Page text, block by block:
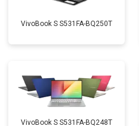
VivoBook S S531FA-BQ250T
VivoBook S S531FA-BQ248T